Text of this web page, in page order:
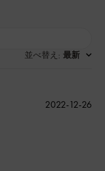
並べ替え : 最新
公
2022-12-26